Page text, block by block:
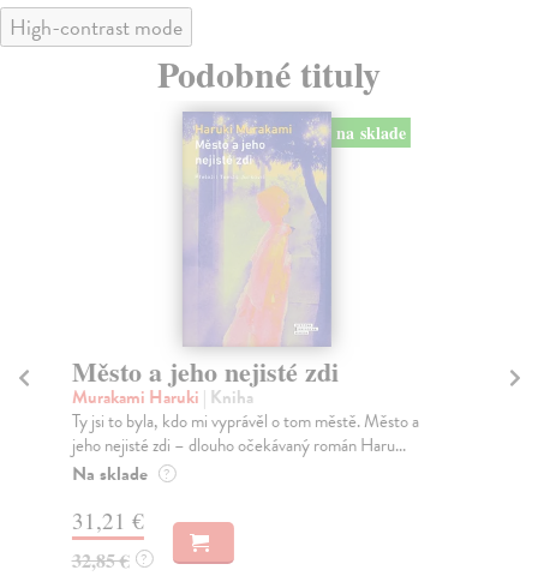
High-contrast mode
Podobné tituly
na sklade
Město a jeho nejisté zdi
Murakami Haruki | Kniha
Ty jsi to byla, kdo mi vyprávěl o tom městě. Město a
jeho nejisté zdi – dlouho očekávaný román Haru...
Na sklade ?
31,21 €
32,85 € ?